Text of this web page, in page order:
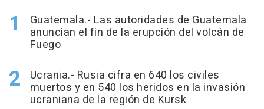
Guatemala.- Las autoridades de Guatemala
anuncian el fin de la erupción del volcán de
Fuego
Ucrania.- Rusia cifra en 640 los civiles
muertos y en 540 los heridos en la invasión
ucraniana de la región de Kursk